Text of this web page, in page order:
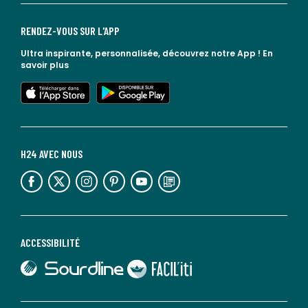
ACCESSIBILITÉ
lien vers Sourdline
lien vers Faciliti
H24 AVEC NOUS
lien vers l'espace réseaux sociaux lien vers l'espace réseaux sociaux lien vers l'espace réseaux sociaux lien vers l'espace réseaux sociaux lien vers l'espace réseaux sociaux lien vers le blog la redoute
RENDEZ-VOUS SUR L'APP
Ultra inspirante, personnalisée, découvrez notre App ! En
savoir plus
lien vers l'app store
lien vers google play